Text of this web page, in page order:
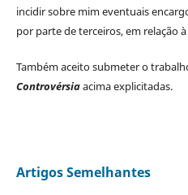
incidir sobre mim eventuais
por parte de terceiros, em relação
Também aceito submeter o
Controvérsiaacima explicitadas.
Artigos Semelhantes